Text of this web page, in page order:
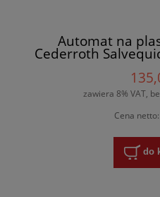
Automat na
Cederroth
REF
zawiera 8% VAT,
Cena netto:
do